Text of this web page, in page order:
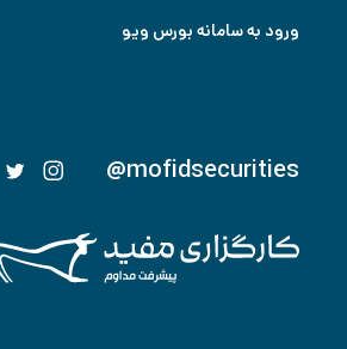
@mofidsecurities
ورود به سامانه بورس ویو